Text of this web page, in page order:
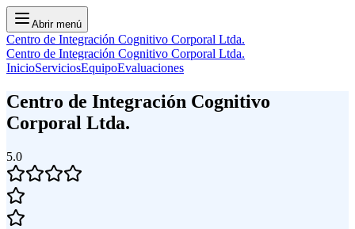
Abrir menú
Centro de Integración Cognitivo Corporal Ltda.
Centro de Integración Cognitivo Corporal Ltda.
InicioServiciosEquipoEvaluaciones
Centro de Integración Cognitivo
Corporal Ltda.
5.0